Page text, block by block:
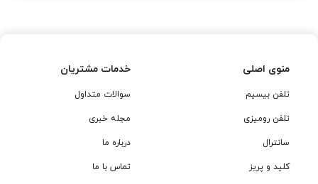
منوی اصلی
تلفن بیسیم
تلفن رومیزی
سانترال
کلید و پریز
خدمات مشتریان
سوالات متداول
مجله خبری
درباره ما
تماس با ما